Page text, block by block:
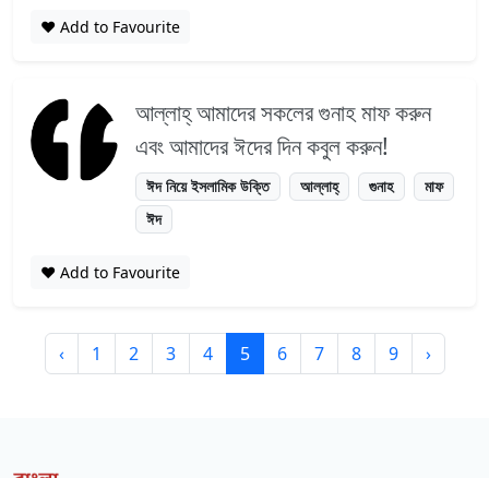
❤️ Add to Favourite
আল্লাহ্‌ আমাদের সকলের গুনাহ মাফ করুন
এবং আমাদের ঈদের দিন কবুল করুন!
ঈদ নিয়ে ইসলামিক উক্তি আল্লাহ্ গুনাহ
মাফ
ঈদ
❤️ Add to Favourite
‹ 1 2 3 4 5 6 7 8 9 ›